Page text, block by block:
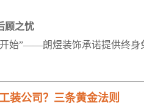
顾之忧
始”——朗煜装饰承诺提供终身
装公司？三条黄金法则